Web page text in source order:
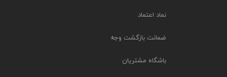
نماد اعتماد
ضمانت بازگشت وجه
باشگاه مشتریان